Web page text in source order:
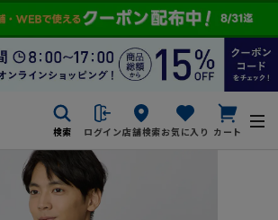
検索 ログイン店舗検索お気に入り カート